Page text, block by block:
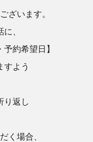
ざいます。
、
約希望日】
すよう
り返し
く場合、